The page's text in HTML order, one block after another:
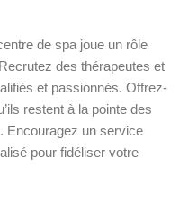
de spa joue un rôle
des thérapeutes et
et passionnés. Offrez-
restent à la pointe des
Encouragez un service
pour fidéliser votre